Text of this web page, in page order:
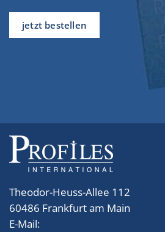
jetzt bestellen
Theodor-Heuss-Allee 112
60486 Frankfurt am Main
E-Mail: